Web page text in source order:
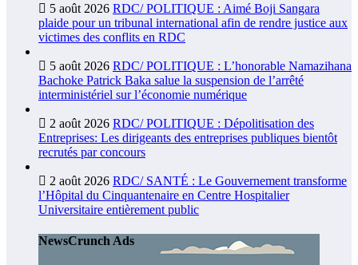
5 août 2026 RDC/ POLITIQUE : Aimé Boji Sangara
plaide pour un tribunal international afin de rendre justice aux
victimes des conflits en RDC
5 août 2026 RDC/ POLITIQUE : L’honorable Namazihana
Bachoke Patrick Baka salue la suspension de l’arrêté
interministériel sur l’économie numérique
2 août 2026 RDC/ POLITIQUE : Dépolitisation des
Entreprises: Les dirigeants des entreprises publiques bientôt
recrutés par concours
2 août 2026 RDC/ SANTÉ : Le Gouvernement transforme
l’Hôpital du Cinquantenaire en Centre Hospitalier
Universitaire entièrement public
NewsCrunch Ads